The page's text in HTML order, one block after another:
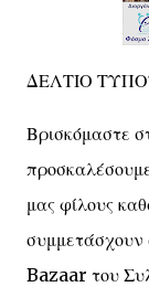
ΔΕΛΤΙΟ
Βρισκόμαστε
προσκαλέσουμε
μας φίλους
συμμετάσχουν
Bazaar του